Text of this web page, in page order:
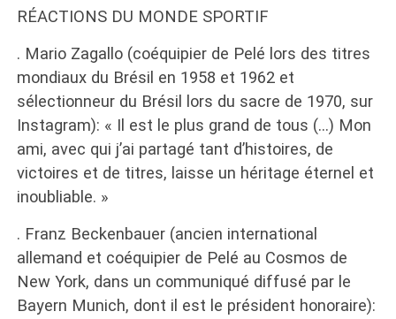
RÉACTIONS DU MONDE SPORTIF
. Mario Zagallo (coéquipier de Pelé lors des titres
mondiaux du Brésil en 1958 et 1962 et
sélectionneur du Brésil lors du sacre de 1970, sur
Instagram): « Il est le plus grand de tous (…) Mon
ami, avec qui j’ai partagé tant d’histoires, de
victoires et de titres, laisse un héritage éternel et
inoubliable. »
. Franz Beckenbauer (ancien international
allemand et coéquipier de Pelé au Cosmos de
New York, dans un communiqué diffusé par le
Bayern Munich, dont il est le président honoraire):